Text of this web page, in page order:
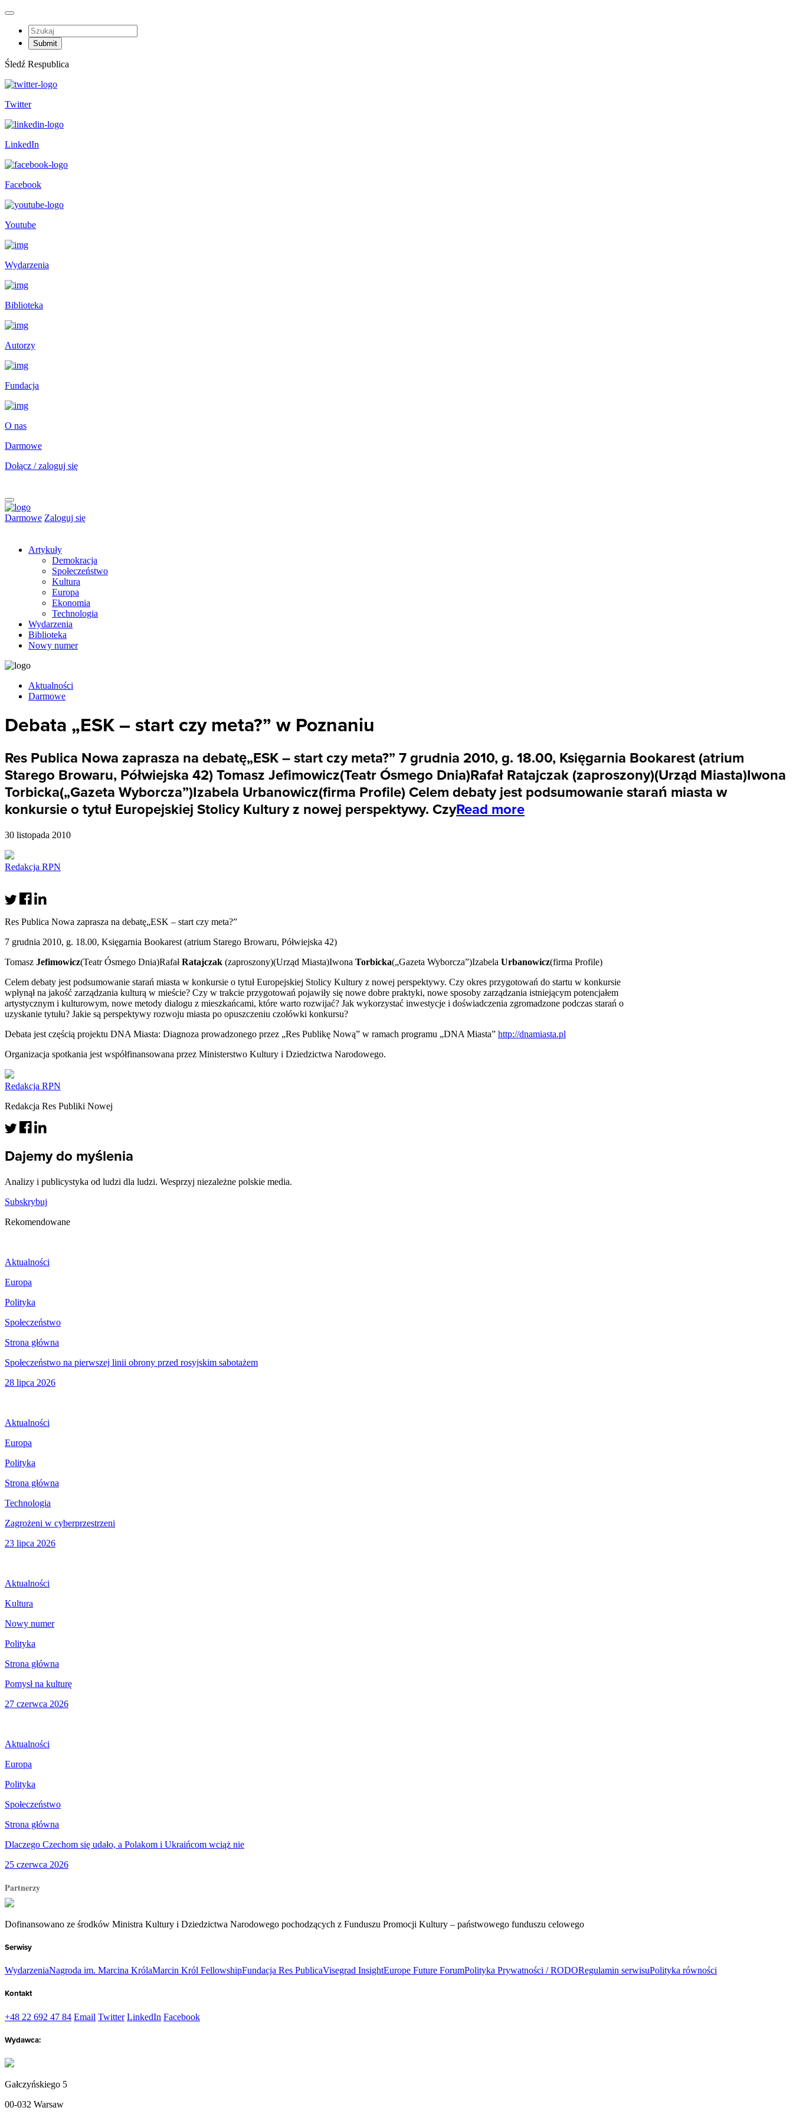
Śledź Respublica
Twitter
LinkedIn
Facebook
Youtube
Wydarzenia
Biblioteka
Autorzy
Fundacja
O nas
Darmowe
Dołącz / zaloguj się
Darmowe Zaloguj się
Artykuły
Demokracja
Społeczeństwo
Kultura
Europa
Ekonomia
Technologia
Wydarzenia
Biblioteka
Nowy numer
Aktualności
Darmowe
Debata „ESK – start czy meta?” w Poznaniu
Res Publica Nowa zaprasza na debatę„ESK – start czy meta?” 7 grudnia 2010, g. 18.00, Księgarnia Bookarest (atrium
Starego Browaru, Półwiejska 42) Tomasz Jefimowicz(Teatr Ósmego Dnia)Rafał Ratajczak (zaproszony)(Urząd Miasta)Iwona
Torbicka(„Gazeta Wyborcza”)Izabela Urbanowicz(firma Profile) Celem debaty jest podsumowanie starań miasta w
konkursie o tytuł Europejskiej Stolicy Kultury z nowej perspektywy. CzyRead more
30 listopada 2010
Redakcja RPN
Res Publica Nowa zaprasza na debatę„ESK – start czy meta?”
7 grudnia 2010, g. 18.00, Księgarnia Bookarest (atrium Starego Browaru, Półwiejska 42)
Tomasz Jefimowicz(Teatr Ósmego Dnia)RafałRatajczak (zaproszony)(Urząd Miasta)Iwona Torbicka(„Gazeta Wyborcza”)Izabela Urbanowicz(firma Profile)
Celem debaty jest podsumowanie starań miasta w konkursie o tytuł Europejskiej Stolicy Kultury z nowej perspektywy. Czy okres przygotowań do startu w konkursie
wpłynął na jakość zarządzania kulturą w mieście? Czy w trakcie przygotowań pojawiły się nowe dobre praktyki, nowe sposoby zarządzania istniejącym potencjałem
artystycznym i kulturowym, nowe metody dialogu z mieszkańcami, które warto rozwijać? Jak wykorzystać inwestycje i doświadczenia zgromadzone podczas starań o
uzyskanie tytułu? Jakie są perspektywy rozwoju miasta po opuszczeniu czołówki konkursu?
Debata jest częścią projektu DNA Miasta: Diagnoza prowadzonego przez „Res Publikę Nową” w ramach programu „DNA Miasta” http://dnamiasta.pl
Organizacja spotkania jest współfinansowana przez Ministerstwo Kultury i Dziedzictwa Narodowego.
Redakcja RPN
Redakcja Res Publiki Nowej
Dajemy do myślenia
Analizy i publicystyka od ludzi dla ludzi. Wesprzyj niezależne polskie media.
Subskrybuj
Rekomendowane
Aktualności
Europa
Polityka
Społeczeństwo
Strona główna
Społeczeństwo na pierwszej linii obrony przed rosyjskim sabotażem
28 lipca 2026
Aktualności
Europa
Polityka
Strona główna
Technologia
Zagrożeni w cyberprzestrzeni
23 lipca 2026
Aktualności
Kultura
Nowy numer
Polityka
Strona główna
Pomysł na kulturę
27 czerwca 2026
Aktualności
Europa
Polityka
Społeczeństwo
Strona główna
Dlaczego Czechom się udało, a Polakom i Ukraińcom wciąż nie
25 czerwca 2026
Partnerzy
Dofinansowano ze środków Ministra Kultury i Dziedzictwa Narodowego pochodzących z Funduszu Promocji Kultury – państwowego funduszu celowego
Serwisy
WydarzeniaNagroda im. Marcina KrólaMarcin Król FellowshipFundacja Res PublicaVisegrad InsightEurope Future ForumPolityka Prywatności / RODORegulamin serwisuPolityka równości
Kontakt
+48 22 692 47 84 Email Twitter LinkedIn Facebook
Wydawca:
Gałczyńskiego 5
00-032 Warsaw